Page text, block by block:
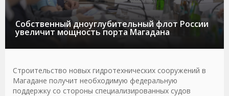
Собственный дноуглубительный флот России
увеличит мощность порта Магадана
Строительство новых гидротехнических сооружений в
Магадане получит необходимую федеральную
поддержку со стороны специализированных судов